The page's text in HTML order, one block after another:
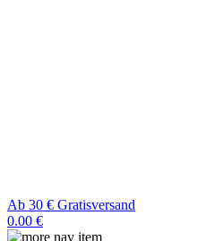
Ab 30 € Gratisversand
0.00 €